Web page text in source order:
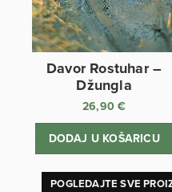
Davor Rostuhar –
Džungla
26,90€
DODAJ U KOŠARICU
POGLEDAJTE SVE